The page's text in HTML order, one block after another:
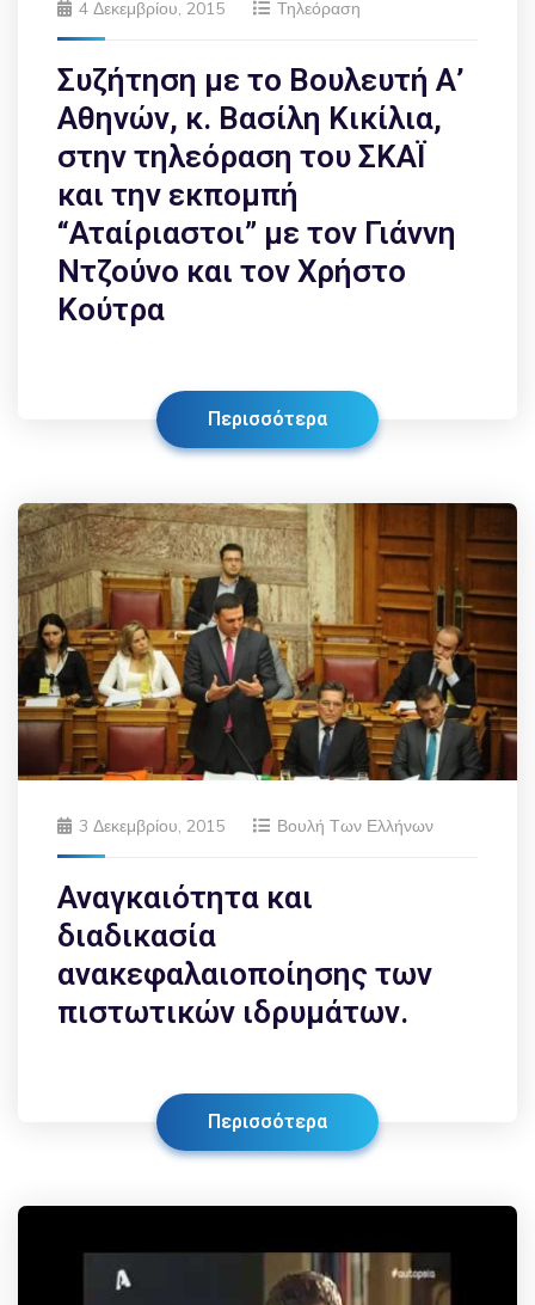
4 Δεκεμβρίου, 2015 Τηλεόραση
Συζήτηση με το Βουλευτή Α’
Αθηνών, κ. Βασίλη Κικίλια,
στην τηλεόραση του ΣΚΑΪ
και την εκπομπή
“Αταίριαστοι” με τον Γιάννη
Ντζούνο και τον Χρήστο
Κούτρα
Περισσότερα
3 Δεκεμβρίου, 2015 Βουλή Των Ελλήνων
Αναγκαιότητα και
διαδικασία
ανακεφαλαιοποίησης των
πιστωτικών ιδρυμάτων.
Περισσότερα